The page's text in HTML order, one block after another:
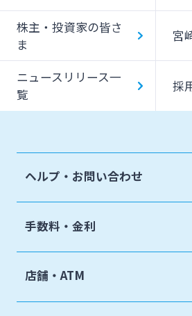
株主・投資家の皆さ
ま
宮
ニュースリリース一
覧
採
ヘルプ・お問い合わせ
手数料・金利
店舗・ATM